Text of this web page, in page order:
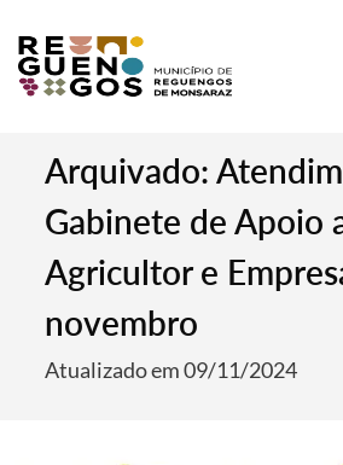
Arquivado:
Gabinete de Apoio
Agricultor e
novembro
Atualizado em 09/11/2024